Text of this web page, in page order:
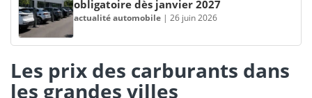
obligatoire dès janvier 2027
actualité automobile | 26 juin 2026
Les prix des carburants dans
les grandes villes